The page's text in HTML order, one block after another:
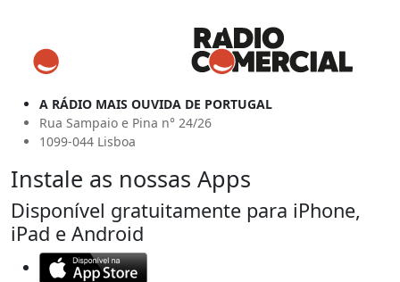
A RÁDIO MAIS OUVIDA DE PORTUGAL
Rua Sampaio e Pina n° 24/26
1099-044 Lisboa
Instale as nossas Apps
Disponível gratuitamente para iPhone,
iPad e Android